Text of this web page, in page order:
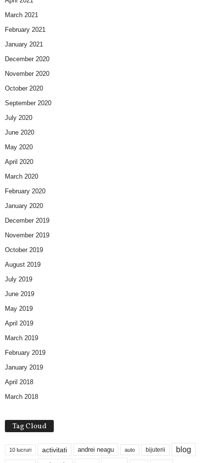
March 2021
February 2021
January 2021
December 2020
November 2020
October 2020
September 2020
July 2020
June 2020
May 2020
April 2020
March 2020
February 2020
January 2020
December 2019
November 2019
October 2019
August 2019
July 2019
June 2019
May 2019
April 2019
March 2019
February 2019
January 2019
April 2018
March 2018
Tag Cloud
10 lucruri activitati andrei neagu auto bijuterii blog